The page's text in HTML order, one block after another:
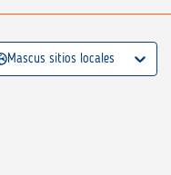
Mascus sitios locales